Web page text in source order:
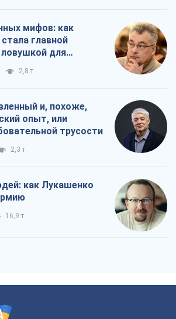
мифов: как
главной
для
2,8 т.
и, похоже,
опыт, или
трусости
2,3 т.
как Лукашенко
16,9 т.